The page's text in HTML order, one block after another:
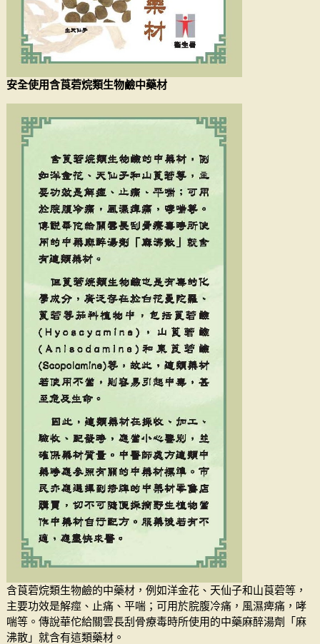
安全使用含莨菪烷類生物鹼中藥材
含莨菪烷類生物鹼的中藥材，例如洋金花、天仙子和山莨菪等，
主要功效是解痙、止痛、平喘；可用於脘腹冷痛，風濕痺痛，哮
喘等。傳說華佗給關雲長刮骨療毒時所使用的中藥麻醉湯劑「麻
沸散」就含有這類藥材。